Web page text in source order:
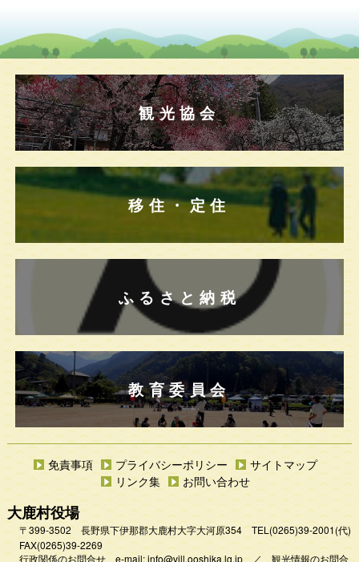
観光協会
移住・定住
ふるさと納税
教育委員会
免責事項 プライバシーポリシー
サイトマップ
リンク集
お問い合わせ
大鹿村役場
〒399-3502 長野県下伊那郡大鹿村大字大河原354 TEL (0265)39-2001(代)
FAX(0265)39-2269
行政関係のお問合せ e-mail:info@vill.ooshika.lg.jp／ 観光情報のお問合